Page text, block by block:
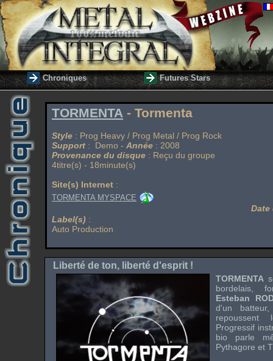
Chroniques Futures Stars
TORMENTA - Tormenta
Style : Prog Heavy / Prog Metal / Prog Rock
Support : Demo - Année : 2008
Provenance du disque : Reçu du groupe
4titre(s) - 18minute(s)
Site(s) Internet :
TORMENTA MYSPACE
Label(s) :
Auto Production
Liberté de ton, liberté d'esprit !
TORMENTA
bordelais,
Esteban
d'un
Progressif
bio parle
Pythagore et